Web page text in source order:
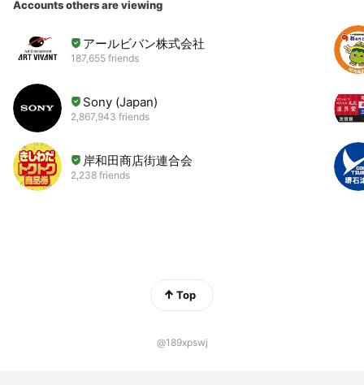
Accounts others are viewing
アールビバン株式会社
187,655 friends
Sony (Japan)
2,867,943 friends
岸和田商店街連合会
2,238 friends
Top
@189xpswj